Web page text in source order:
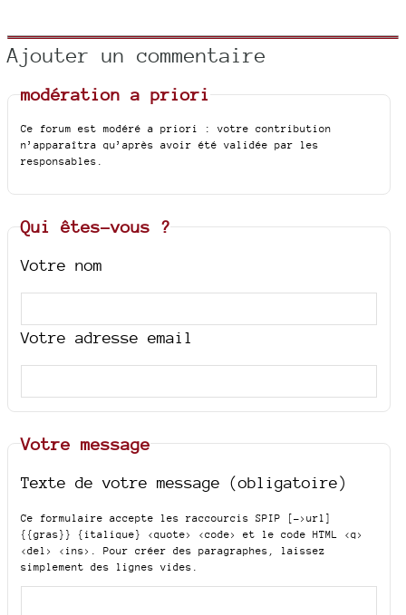
Ajouter un commentaire
modération a priori
Ce forum est modéré a priori : votre contribution
n’apparaîtra qu’après avoir été validée par les
responsables.
Qui êtes-vous ?
Votre nom
Votre adresse email
Votre message
Texte de votre message (obligatoire)
Ce formulaire accepte les raccourcis SPIP
[->url]
{{gras}} {italique} <quote> <code>
et le code HTML <q>
<del> <ins> . Pour créer des paragraphes, laissez
simplement des lignes vides.